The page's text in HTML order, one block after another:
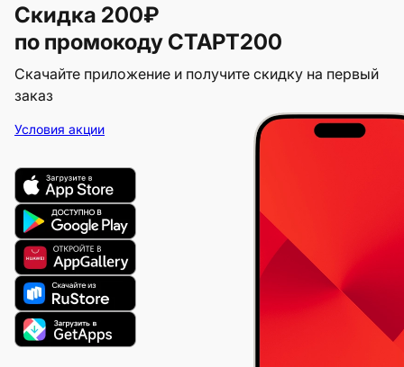
Скидка 200₽
по промокоду СТАРТ200
Скачайте приложение и получите скидку на первый
заказ
Условия акции